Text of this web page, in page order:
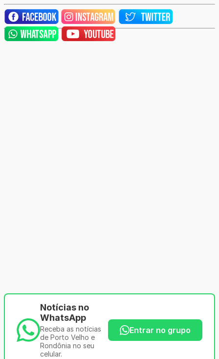
Notícias no
WhatsApp
Receba as notícias
de Porto Velho e
Rondônia no seu
celular.
Entrar no grupo